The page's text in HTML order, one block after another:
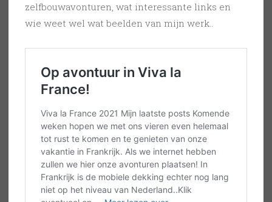
zelfbouwavonturen, wat interessante links en
wie weet wel wat beelden van mijn werk..